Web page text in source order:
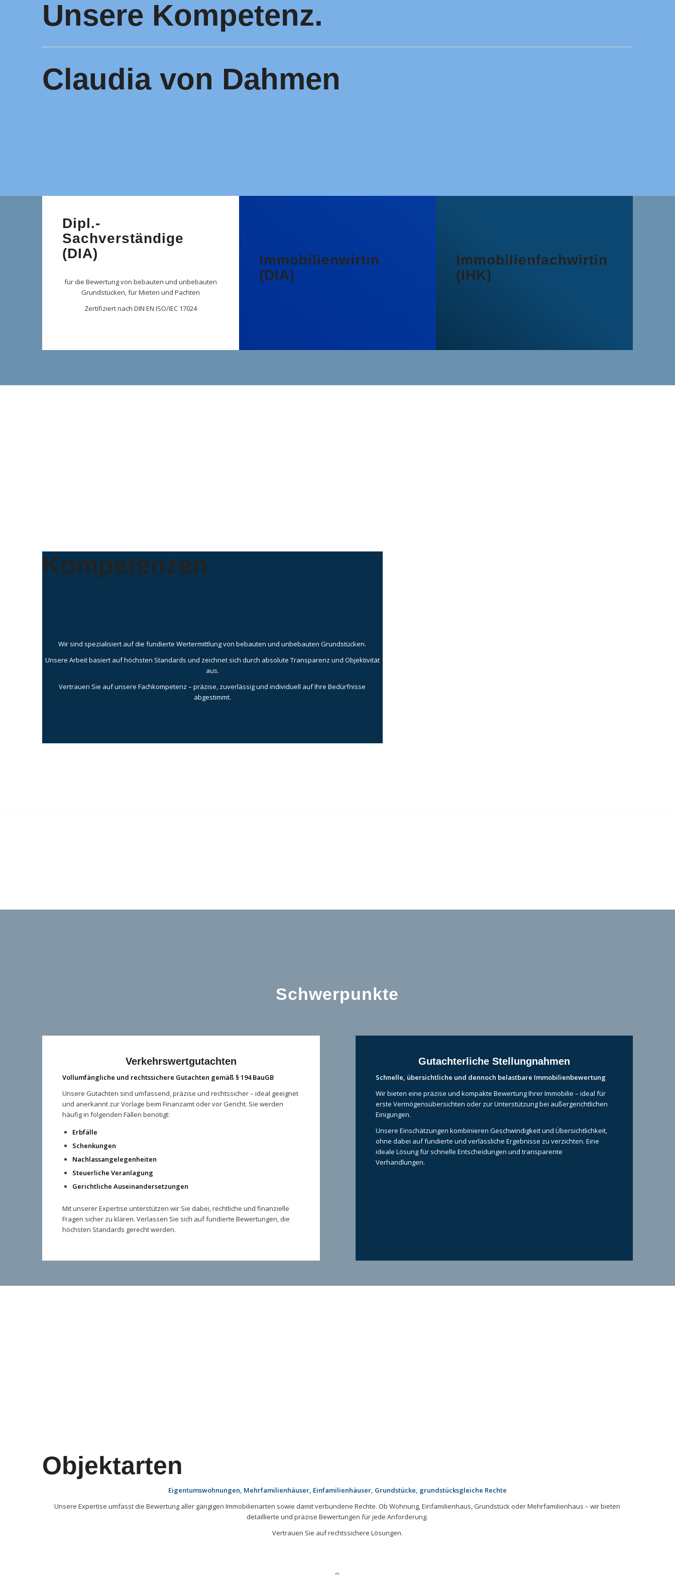
Unsere Kompetenz.
Claudia von Dahmen
Dipl.-
Sachverständige
(DIA)
für die Bewertung von bebauten und unbebauten
Grundstücken, für Mieten und Pachten
Zertifiziert nach DIN EN ISO/IEC 17024
Immobilienwirtin
(DIA)
Immobilienfachwirtin
(IHK)
Kompetenzen
Wir sind spezialisiert auf die fundierte Wertermittlung von bebauten und unbebauten Grundstücken.
Unsere Arbeit basiert auf höchsten Standards und zeichnet sich durch absolute Transparenz und Objektivität
aus.
Vertrauen Sie auf unsere Fachkompetenz – präzise, zuverlässig und individuell auf Ihre Bedürfnisse
abgestimmt.
Schwerpunkte
Verkehrswertgutachten
Vollumfängliche und rechtssichere Gutachten gemäß § 194 BauGB
Unsere Gutachten sind umfassend, präzise und rechtssicher – ideal geeignet
und anerkannt zur Vorlage beim Finanzamt oder vor Gericht. Sie werden
häufig in folgenden Fällen benötigt:
Erbfälle
Schenkungen
Nachlassangelegenheiten
Steuerliche Veranlagung
Gerichtliche Auseinandersetzungen
Mit unserer Expertise unterstützen wir Sie dabei, rechtliche und finanzielle
Fragen sicher zu klären. Verlassen Sie sich auf fundierte Bewertungen, die
höchsten Standards gerecht werden.
Gutachterliche Stellungnahmen
Schnelle, übersichtliche und dennoch belastbare Immobilienbewertung
Wir bieten eine präzise und kompakte Bewertung Ihrer Immobilie – ideal für
erste Vermögensübersichten oder zur Unterstützung bei außergerichtlichen
Einigungen.
Unsere Einschätzungen kombinieren Geschwindigkeit und Übersichtlichkeit,
ohne dabei auf fundierte und verlässliche Ergebnisse zu verzichten. Eine
ideale Lösung für schnelle Entscheidungen und transparente
Verhandlungen.
Objektarten
Eigentumswohnungen, Mehrfamilienhäuser, Einfamilienhäuser, Grundstücke, grundstücksgleiche Rechte
Unsere Expertise umfasst die Bewertung aller gängigen Immobilienarten sowie damit verbundene Rechte. Ob Wohnung, Einfamilienhaus, Grundstück oder Mehrfamilienhaus – wir bieten
detaillierte und präzise Bewertungen für jede Anforderung.
Vertrauen Sie auf rechtssichere Lösungen.